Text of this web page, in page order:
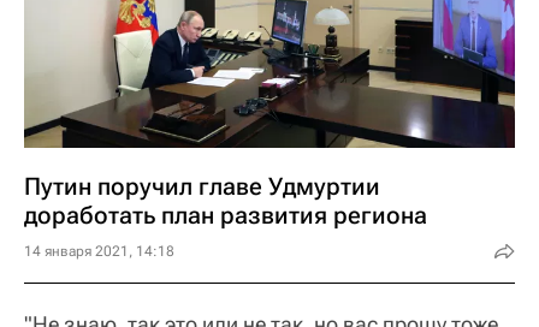
Путин поручил главе Удмуртии
доработать план развития региона
14 января 2021, 14:18